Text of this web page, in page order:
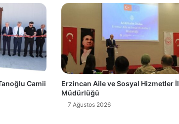
Camii
Erzincan Aile ve Sosyal Hizmetler İl
Müdürlüğü
7 Ağustos 2026